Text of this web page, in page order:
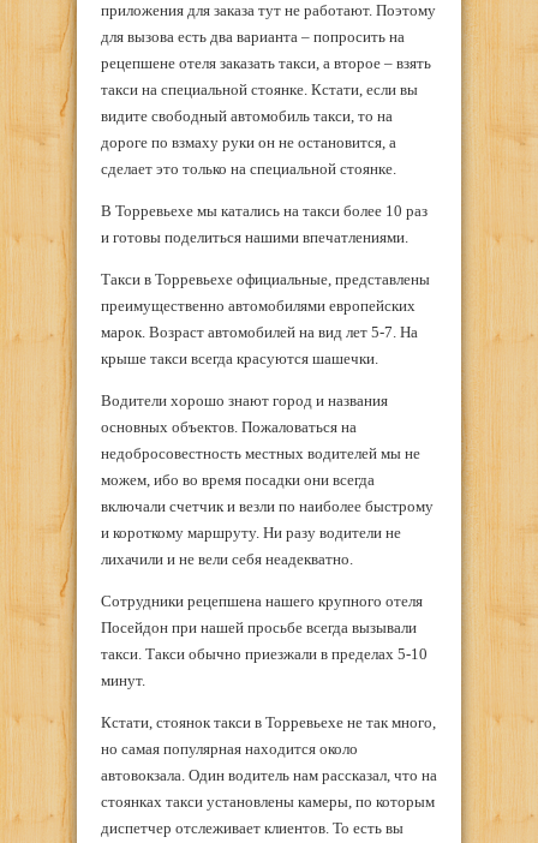
приложения для заказа тут не работают. Поэтому
для вызова есть два варианта – попросить на
рецепшене отеля заказать такси, а второе – взять
такси на специальной стоянке. Кстати, если вы
видите свободный автомобиль такси, то на
дороге по взмаху руки он не остановится, а
сделает это только на специальной стоянке.
В Торревьехе мы катались на такси более 10 раз
и готовы поделиться нашими впечатлениями.
Такси в Торревьехе официальные, представлены
преимущественно автомобилями европейских
марок. Возраст автомобилей на вид лет 5-7. На
крыше такси всегда красуются шашечки.
Водители хорошо знают город и названия
основных объектов. Пожаловаться на
недобросовестность местных водителей мы не
можем, ибо во время посадки они всегда
включали счетчик и везли по наиболее быстрому
и короткому маршруту. Ни разу водители не
лихачили и не вели себя неадекватно.
Сотрудники рецепшена нашего крупного отеля
Посейдон при нашей просьбе всегда вызывали
такси. Такси обычно приезжали в пределах 5-10
минут.
Кстати, стоянок такси в Торревьехе не так много,
но самая популярная находится около
автовокзала. Один водитель нам рассказал, что на
стоянках такси установлены камеры, по которым
диспетчер отслеживает клиентов. То есть вы